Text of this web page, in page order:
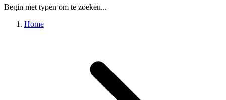
Begin met typen om te zoeken...
Home